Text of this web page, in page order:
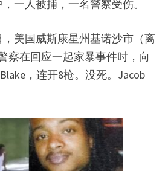
一人被捕，一名警察受伤。
美国威斯康星州基诺沙市（离
察在回应一起家暴事件时，向
，连开8枪。没死。Jacob